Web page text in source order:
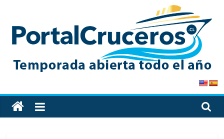
content
PortalCruceros
Toda
la